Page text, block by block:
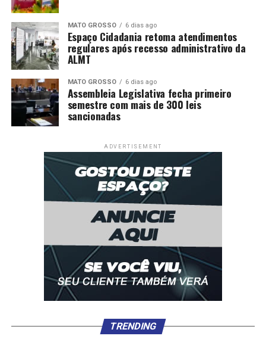
MATO GROSSO 6 dias ago
Espaço Cidadania retoma atendimentos
regulares após recesso administrativo da
ALMT
MATO GROSSO 6 dias ago
Assembleia Legislativa fecha primeiro
semestre com mais de 300 leis
sancionadas
ADVERTISEMENT
TRENDING